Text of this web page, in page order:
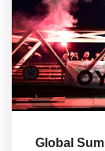
Global